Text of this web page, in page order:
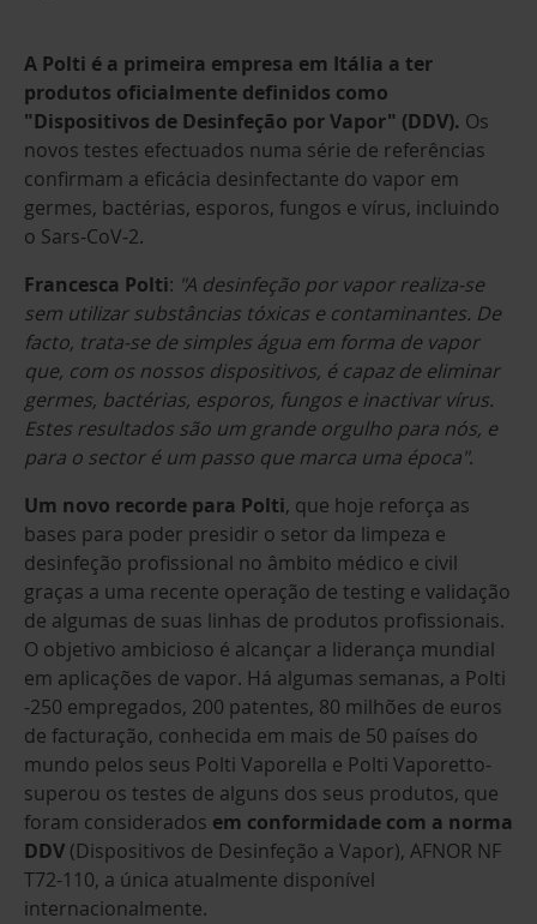
A Polti é a primeira empresa em Itália a ter
produtos oficialmente definidos como
"Dispositivos de Desinfeção por Vapor" (DDV). Os
novos testes efectuados numa série de referências
confirmam a eficácia desinfectante do vapor em
germes, bactérias, esporos, fungos e vírus, incluindo
o Sars-CoV-2.
Francesca Polti: "A desinfeção por vapor realiza-se
sem utilizar substâncias tóxicas e contaminantes. De
facto, trata-se de simples água em forma de vapor
que, com os nossos dispositivos, é capaz de eliminar
germes, bactérias, esporos, fungos e inactivar vírus.
Estes resultados são um grande orgulho para nós, e
para o sector é um passo que marca uma época".
Um novo recorde para Polti, que hoje reforça as
bases para poder presidir o setor da limpeza e
desinfeção profissional no âmbito médico e civil
graças a uma recente operação de testing e validação
de algumas de suas linhas de produtos profissionais.
O objetivo ambicioso é alcançar a liderança mundial
em aplicações de vapor. Há algumas semanas, a Polti
-250 empregados, 200 patentes, 80 milhões de euros
de facturação, conhecida em mais de 50 países do
mundo pelos seus Polti Vaporella e Polti Vaporetto-
superou os testes de alguns dos seus produtos, que
foram considerados em conformidade com a norma
DDV (Dispositivos de Desinfeção a Vapor), AFNOR NF
T72-110, a única atualmente disponível
internacionalmente.